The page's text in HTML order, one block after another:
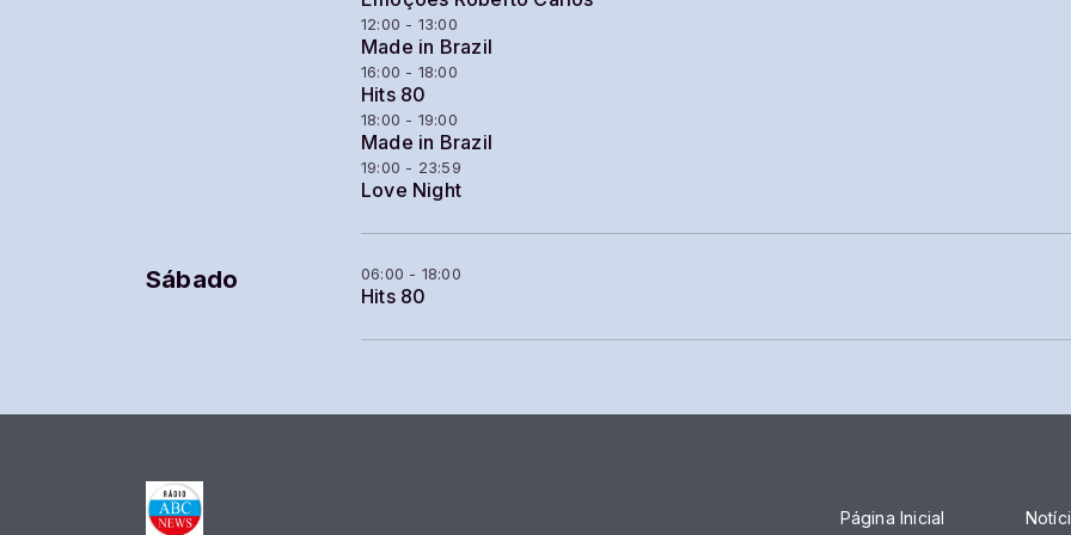
12:00 - 13:00
Made in Brazil
16:00 - 18:00
Hits 80
18:00 - 19:00
Made in Brazil
19:00 - 23:59
Love Night
Sábado 06:00 - 18:00
Hits 80
Página Inicial